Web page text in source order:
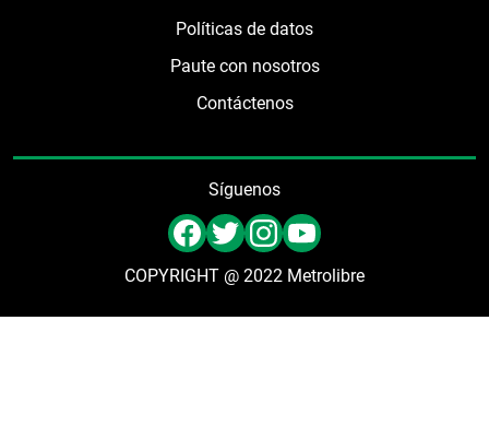
Políticas de datos
Paute con nosotros
Contáctenos
Síguenos
COPYRIGHT @ 2022 Metrolibre